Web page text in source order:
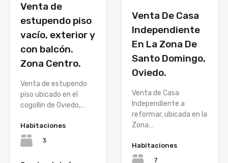
Venta de
estupendo piso
vacío, exterior y
con balcón.
Zona Centro.
Venta de estupendo
piso ubicado en el
cogollin de Oviedo,…
Habitaciones
3
Venta De Casa
Independiente
En La Zona De
Santo Domingo,
Oviedo.
Venta de Casa
Independiente a
reformar, ubicada en la
Zona…
Habitaciones
7